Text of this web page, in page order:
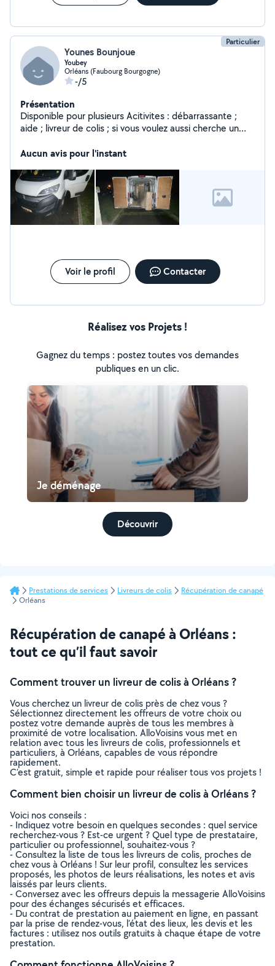
Particulier
Younes Bounjoue
Youbey
Orléans (Faubourg Bourgogne)
-/5
Présentation
Disponible pour plusieurs Acitivites : débarrassante ;
aide ; livreur de colis ; si vous voulez aussi cherche un
Aucun avis pour l'instant
Voir le profil Contacter
Réalisez vos Projets !
Gagnez du temps : postez toutes vos demandes
publiques en un clic.
Je déménage
Découvrir
Prestations de services Livreurs de colis
Récupération de canapé
Orléans
Récupération de canapé à Orléans :
tout ce qu’il faut savoir
Comment trouver un livreur de colis à Orléans ?
Vous cherchez un livreur de colis près de chez vous ?
Sélectionnez directement les offreurs de votre choix ou
postez votre demande auprès de tous les membres à
proximité de votre localisation. AlloVoisins vous met en
relation avec tous les livreurs de colis, professionnels et
particuliers, à Orléans, capables de vous répondre
rapidement.
C’est gratuit, simple et rapide pour réaliser tous vos projets !
Comment bien choisir un livreur de colis à Orléans ?
Voici nos conseils :
- Indiquez votre besoin en quelques secondes : quel service
recherchez-vous ? Est-ce urgent ? Quel type de prestataire,
particulier ou professionnel, souhaitez-vous ?
- Consultez la liste de tous les livreurs de colis, proches de
chez vous à Orléans ! Sur leur profil, consultez les services
proposés, les photos de leurs réalisations, les notes et avis
laissés par leurs clients.
- Conversez avec les offreurs depuis la messagerie AlloVoisins
pour des échanges sécurisés et efficaces.
- Du contrat de prestation au paiement en ligne, en passant
par la prise de rendez-vous, l’état des lieux, les devis et les
factures : utilisez nos outils gratuits à chaque étape de votre
prestation.